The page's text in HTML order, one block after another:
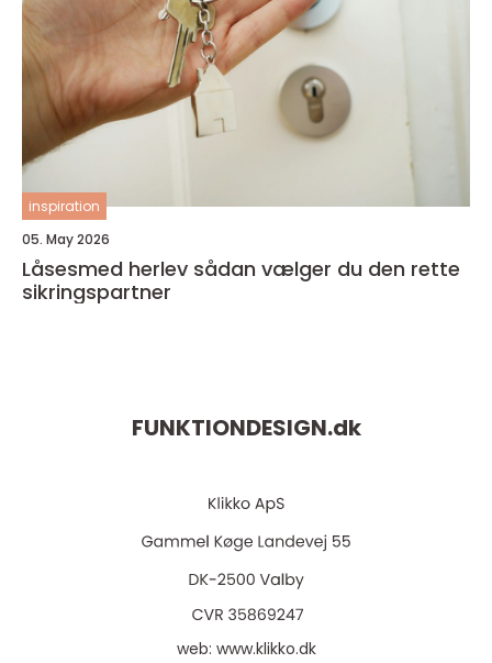
inspiration
05. May 2026
Låsesmed herlev sådan vælger du den rette
sikringspartner
FUNKTIONDESIGN.dk
web: www.klikko.dk